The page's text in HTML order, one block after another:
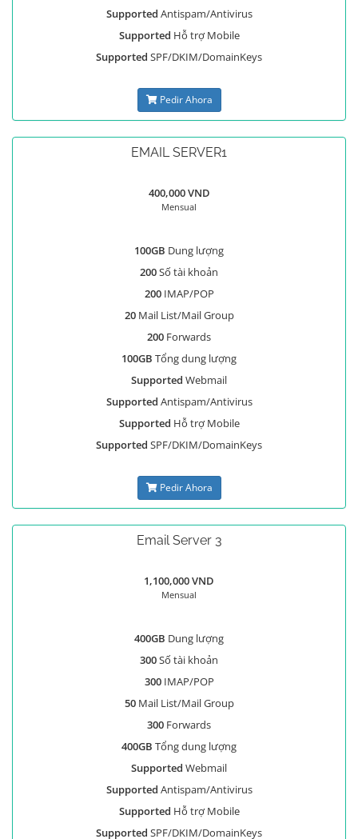
Supported Antispam/Antivirus
Supported Hỗ trợ Mobile
Supported SPF/DKIM/DomainKeys
Pedir Ahora
EMAIL SERVER1
400,000 VND
Mensual
100GB Dung lượng
200Số tài khoản
200IMAP/POP
20Mail List/Mail Group
200 Forwards
100GB Tổng dung lượng
Supported Webmail
Supported Antispam/Antivirus
Supported Hỗ trợ Mobile
Supported SPF/DKIM/DomainKeys
Pedir Ahora
Email Server 3
1,100,000 VND
Mensual
400GB Dung lượng
300Số tài khoản
300IMAP/POP
50Mail List/Mail Group
300 Forwards
400GB Tổng dung lượng
Supported Webmail
Supported Antispam/Antivirus
Supported Hỗ trợ Mobile
Supported SPF/DKIM/DomainKeys